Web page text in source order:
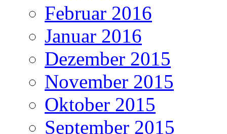
Februar 2016
Januar 2016
Dezember 2015
November 2015
Oktober 2015
September 2015